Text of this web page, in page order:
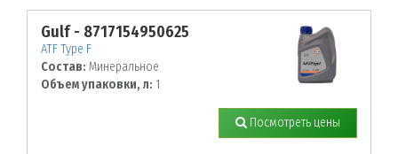
Gulf - 8717154950625
ATF Type F
Состав: Минеральное
Объем упаковки, л: 1
Посмотреть цены